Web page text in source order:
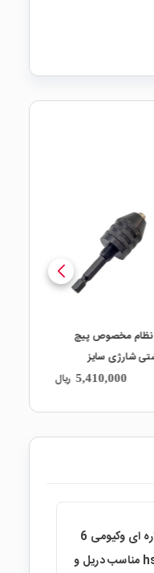
مخصوص پیچ
شارژی سایز
0.6mm-
5,410,000 ریال
تیغه فرز اره ای وکیومی 6
عددی hss مناسب دریل و